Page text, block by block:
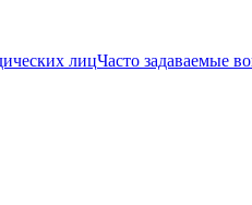
лицЧасто задаваемые